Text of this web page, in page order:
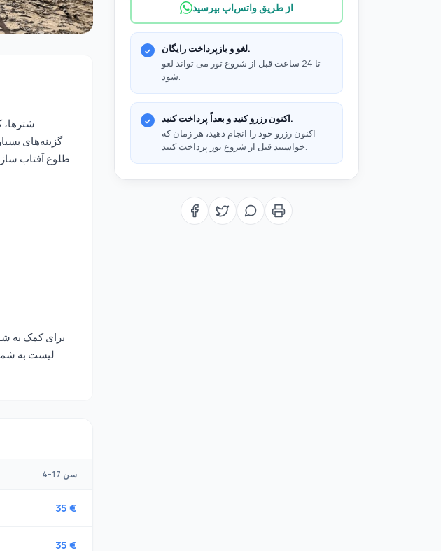
شترها،
گزینه‌های
طلوع آفتاب
برای کمک به
لیست به شما
4-17 سن
35 €
35 €
از طریق واتس‌اپ بپرسید
لغو و بازپرداخت رایگان.
تا 24 ساعت قبل از شروع تور می تواند لغو
شود.
اکنون رزرو کنید و بعداً پرداخت کنید.
اکنون رزرو خود را انجام دهید، هر زمان که
خواستید قبل از شروع تور پرداخت کنید.